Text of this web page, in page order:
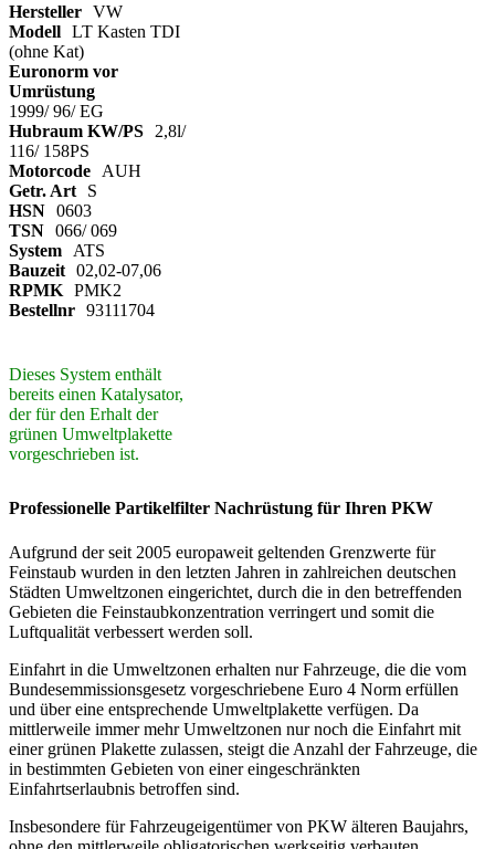
Hersteller VW
Modell LT Kasten TDI
(ohne Kat)
Euronorm vor
Umrüstung
1999/ 96/ EG
Hubraum KW/PS
2,8l/
116/ 158PS
Motorcode
AUH
Getr. Art
S
HSN 0603
TSN 066/ 069
System
ATS
Bauzeit 02,02-07,06
RPMK PMK2
Bestellnr 93111704
Dieses System enthält
bereits einen Katalysator,
der für den Erhalt der
grünen Umweltplakette
vorgeschrieben ist.
Professionelle Partikelfilter Nachrüstung für Ihren PKW
Aufgrund der seit 2005 europaweit geltenden Grenzwerte für
Feinstaub wurden in den letzten Jahren in zahlreichen deutschen
Städten Umweltzonen eingerichtet, durch die in den betreffenden
Gebieten die Feinstaubkonzentration verringert und somit die
Luftqualität verbessert werden soll.
Einfahrt in die Umweltzonen erhalten nur Fahrzeuge, die die vom
Bundesemmissionsgesetz vorgeschriebene Euro 4 Norm erfüllen
und über eine entsprechende Umweltplakette verfügen. Da
mittlerweile immer mehr Umweltzonen nur noch die Einfahrt mit
einer grünen Plakette zulassen, steigt die Anzahl der Fahrzeuge, die
in bestimmten Gebieten von einer eingeschränkten
Einfahrtserlaubnis betroffen sind.
Insbesondere für Fahrzeugeigentümer von PKW älteren Baujahrs,